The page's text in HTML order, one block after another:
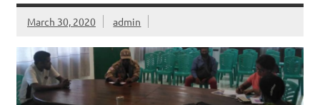
March 30, 2020 admin